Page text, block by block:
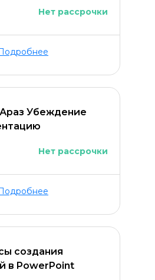
Нет рассрочки
Убеждение
Нет рассрочки
создания
в PowerPoint